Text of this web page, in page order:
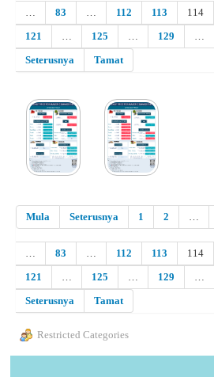
…
83 … 112 113 114
121
… 125 … 129 …
Seterusnya
Tamat
Mula Seterusnya 1 2 …
…
83 … 112 113 114
121
… 125 … 129 …
Seterusnya
Tamat
Restricted Categories